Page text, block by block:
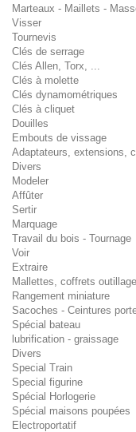
Marteaux - Maillets -
Visser
Tournevis
Clés de serrage
Clés Allen, Torx, ...
Clés à molette
Clés dynamométriques
Clés à cliquet
Douilles
Embouts de vissage
Adaptateurs, extensions,
Divers
Modeler
Affûter
Sertir
Marquage
Travail du bois - Tournage
Voir
Extraire
Mallettes, coffrets
Rangement miniature
Sacoches - Ceintures
Spécial bateau
lubrification - graissage
Divers
Special Train
Special figurine
Spécial Horlogerie
Spécial maisons poupées
Electroportatif